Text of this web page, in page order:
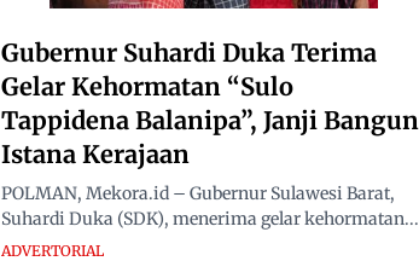
Gubernur Suhardi Duka Terima
Gelar Kehormatan “Sulo
Tappidena Balanipa”, Janji Bangun
Istana Kerajaan
POLMAN, Mekora.id – Gubernur Sulawesi Barat,
Suhardi Duka (SDK), menerima gelar kehormatan...
ADVERTORIAL